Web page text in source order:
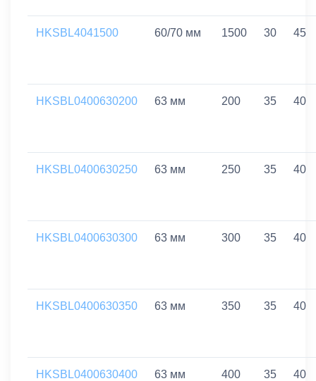
HKSBL4041500 60/70 мм 1500 30 45
HKSBL0400630200 63 мм 200 35 40
HKSBL0400630250 63 мм 250 35 40
HKSBL0400630300 63 мм 300 35 40
HKSBL0400630350 63 мм 350 35 40
HKSBL0400630400 63 мм 400 35 40